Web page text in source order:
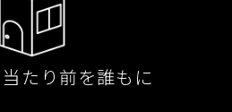
たり前を誰もに